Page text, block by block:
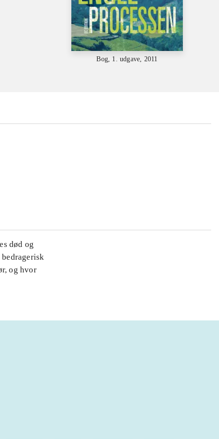
Bog, 1. udgave, 2011
død og
og hvor